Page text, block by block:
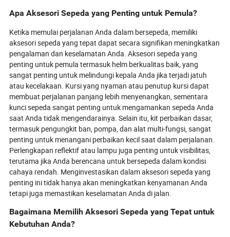
merangkul keberlanjutan dan gaya
hidup aktif, rak terbaru menampilkan
bahan ringan dan berkekuatan tinggi,
desain modular, dan teknologi cerdas
seperti pelacakan GPS. Apakah Anda
seorang komuter, pengendara
keluarga, atau pencari petualangan,
generasi baru rak sepeda belakang
menjanjikan keserbagunaan,
keamanan, dan gaya—
mendefinisikan ulang apa yang
mungkin dilakukan dengan dua roda.
Siap melihat bagaimana mereka
mengubah kehidupan sehari-hari dan
masa depan bersepeda?
diharapkan
mereka.
cerdas dan
hanya sekadar
kekuatan
keputusan
mengapa hub
menjadi
bagi merek dan
Siap untuk
depan
mengetahui
revolusi!
Apa Aksesori Sepeda yang Penting untuk Pemula?
Ketika memulai perjalanan Anda dalam bersepeda, memiliki
aksesori sepeda yang tepat dapat secara signifikan meningkatkan
pengalaman dan keselamatan Anda. Aksesori sepeda yang
penting untuk pemula termasuk helm berkualitas baik, yang
sangat penting untuk melindungi kepala Anda jika terjadi jatuh
atau kecelakaan. Kursi yang nyaman atau penutup kursi dapat
membuat perjalanan panjang lebih menyenangkan, sementara
kunci sepeda sangat penting untuk mengamankan sepeda Anda
saat Anda tidak mengendarainya. Selain itu, kit perbaikan dasar,
termasuk pengungkit ban, pompa, dan alat multi-fungsi, sangat
penting untuk menangani perbaikan kecil saat dalam perjalanan.
Perlengkapan reflektif atau lampu juga penting untuk visibilitas,
terutama jika Anda berencana untuk bersepeda dalam kondisi
cahaya rendah. Menginvestasikan dalam aksesori sepeda yang
penting ini tidak hanya akan meningkatkan kenyamanan Anda
tetapi juga memastikan keselamatan Anda di jalan.
Bagaimana Memilih Aksesori Sepeda yang Tepat untuk
Kebutuhan Anda?